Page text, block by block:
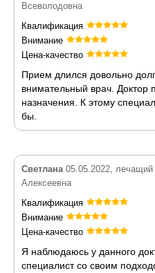
Всеволодовна
Квалификация
Внимание
Цена-качество
Прием длился довольно
внимательный врач. Доктор
назначения. К этому
бы.
Светлана05.05.2022, лечащий
Алексеевна
Квалификация
Внимание
Цена-качество
Я наблюдаюсь у данного
специалист со своим